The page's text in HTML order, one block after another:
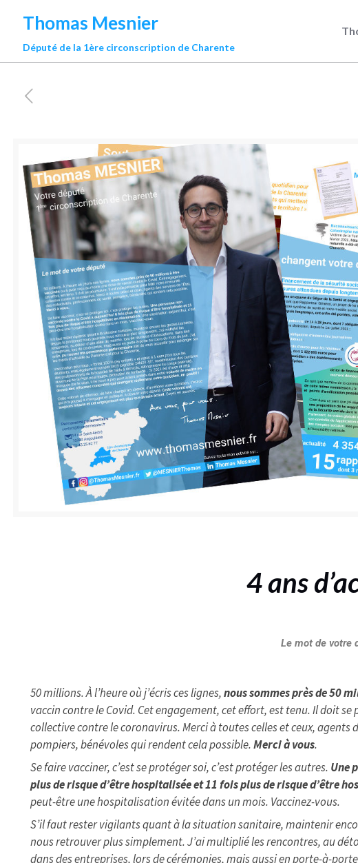
Thomas Mesnier
Député de la 1ère circonscription de Charente
4 ans
Le mot de votre
50 millions. À l’heure où j’écris ces lignes,nous sommes près de 50
vaccin contre le Covid. Cet engagement, cet effort, est tenu. Il doit
collective contre le coronavirus. Merci à toutes celles et ceux, agents
pompiers, bénévoles qui rendent cela possible.Merci à vous.
Se faire vacciner, c’est se protéger soi, c’est protéger les autres. Une
plus de risque d’être hospitalisée et 11 fois plus de risque d’être
peut-être une hospitalisation évitée dans un mois. Vaccinez-vous.
S’il faut rester vigilants quant à la situation sanitaire, maintenir
nous retrouver plus simplement. J’ai multiplié les rencontres, au
dans des entreprises, lors de cérémonies, mais aussi en porte-à-